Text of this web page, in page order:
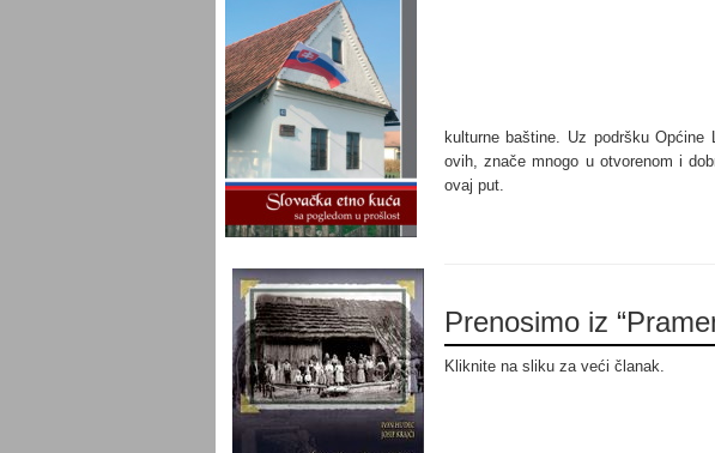
kulturne baštine. Uz podršku
ovih, znače mnogo u otvorenom i
ovaj put.
Prenosimo iz
Kliknite na sliku za veći članak.